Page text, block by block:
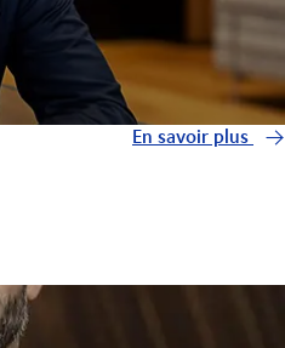
En savoir plus